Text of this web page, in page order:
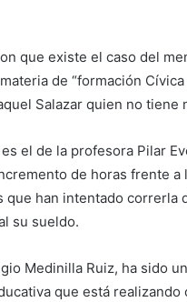
que existe el caso del
de “formación
Salazar quien no
el de la profesora Pilar
de horas frente
que han intentado correrla
su sueldo.
Medinilla Ruiz, ha sido
que está